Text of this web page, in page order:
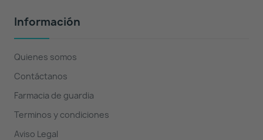
Información
Quienes somos
Contáctanos
Farmacia de guardia
Terminos y condiciones
Aviso Legal